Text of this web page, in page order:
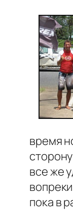
время
все же
пока в